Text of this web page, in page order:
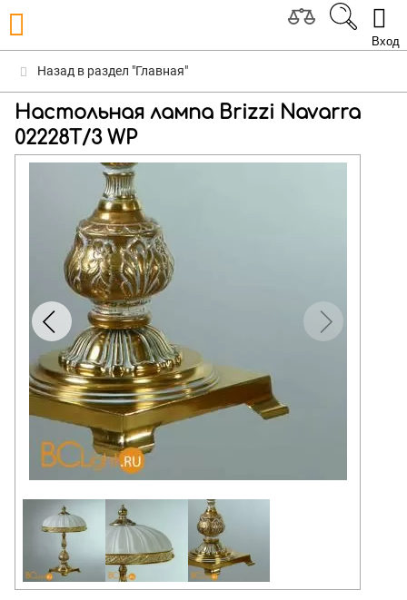
Вход
Назад в раздел "Главная"
Настольная лампа Brizzi Navarra
02228T/3 WP